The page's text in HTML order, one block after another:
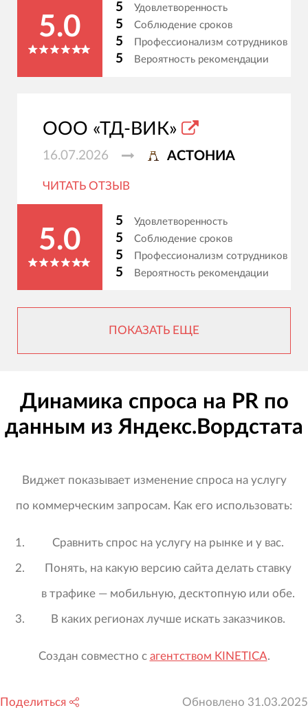
5.0
5 Удовлетворенность
5 Соблюдение сроков
5 Профессионализм сотрудников
5 Вероятность рекомендации
ООО «ТД-ВИК»
16.07.2026 АСТОНИА
ЧИТАТЬ ОТЗЫВ
5.0
5 Удовлетворенность
5 Соблюдение сроков
5 Профессионализм сотрудников
5 Вероятность рекомендации
ПОКАЗАТЬ ЕЩЕ
Динамика спроса на PR по
данным из Яндекс.Вордстата
Виджет показывает изменение спроса на услугу
по коммерческим запросам. Как его использовать:
Сравнить спрос на услугу на рынке и у вас.
Понять, на какую версию сайта делать ставку
в трафике — мобильную, десктопную или обе.
В каких регионах лучше искать заказчиков.
Создан совместно с агентством KINETICA.
Поделиться Обновлено 31.03.2025